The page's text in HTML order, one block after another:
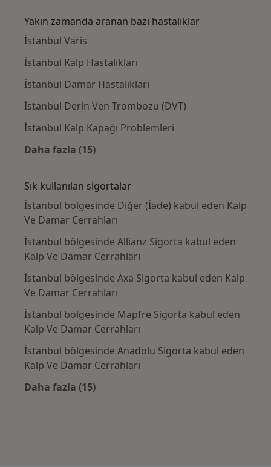
Yakın zamanda aranan bazı hastalıklar
İstanbul Varis
İstanbul Kalp Hastalıkları
İstanbul Damar Hastalıkları
İstanbul Derin Ven Trombozu (DVT)
İstanbul Kalp Kapağı Problemleri
Daha fazla (15)
Sık kullanılan sigortalar
İstanbul bölgesinde Diğer (İade) kabul eden Kalp
Ve Damar Cerrahları
İstanbul bölgesinde Allianz Sigorta kabul eden
Kalp Ve Damar Cerrahları
İstanbul bölgesinde Axa Sigorta kabul eden Kalp
Ve Damar Cerrahları
İstanbul bölgesinde Mapfre Sigorta kabul eden
Kalp Ve Damar Cerrahları
İstanbul bölgesinde Anadolu Sigorta kabul eden
Kalp Ve Damar Cerrahları
Daha fazla (15)